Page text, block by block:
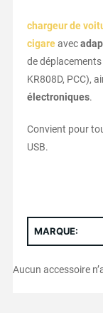
chargeur de
cigareavec
de déplacements
KR808D, PCC),
électroniques.
Convient pour
USB.
MARQUE:
Aucun accessoire